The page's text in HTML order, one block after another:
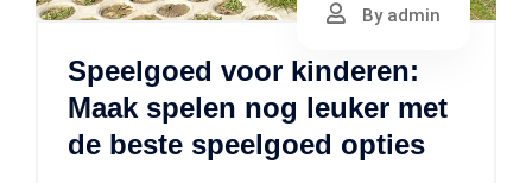
By admin
Speelgoed voor kinderen:
Maak spelen nog leuker met
de beste speelgoed opties